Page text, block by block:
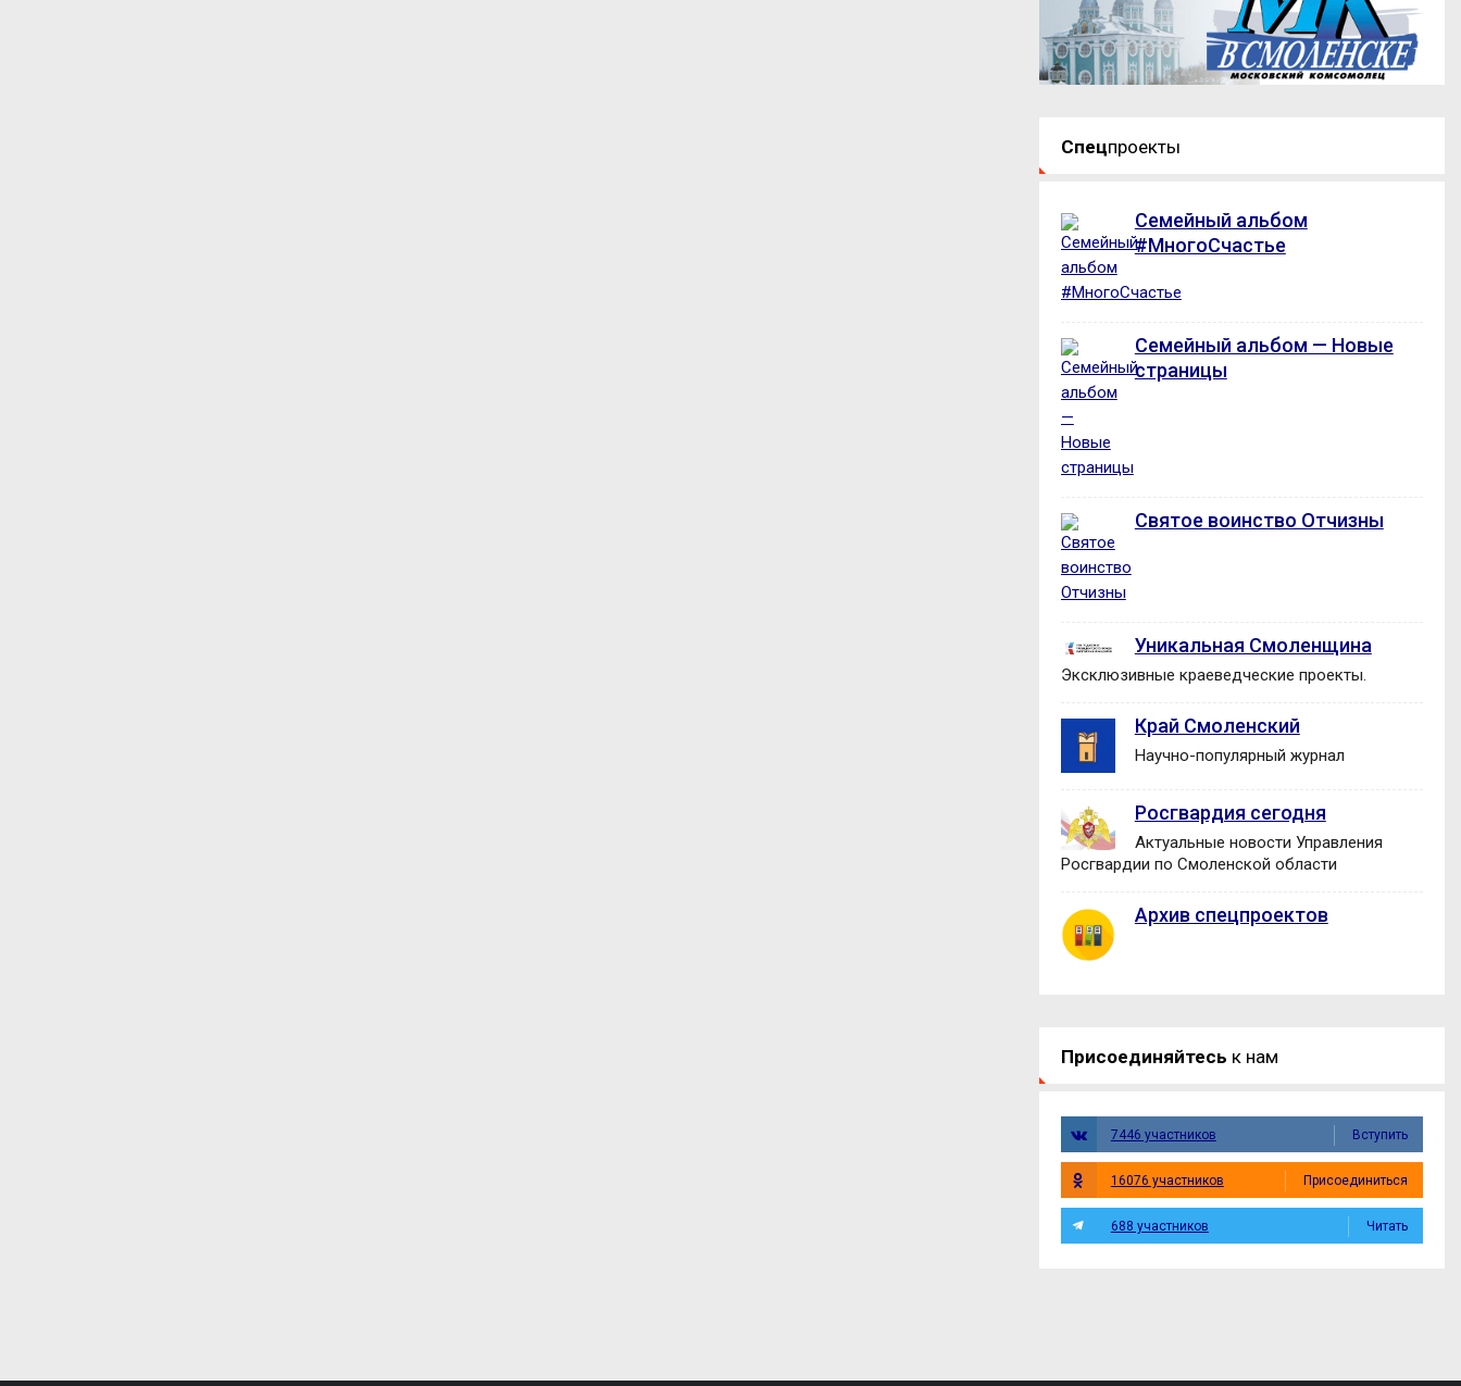
Спецпроекты
Семейный альбом
#МногоСчастье
Семейный альбом — Новые
страницы
Святое воинство Отчизны
Уникальная Смоленщина
Эксклюзивные краеведческие проекты.
Край Смоленский
Научно-популярный журнал
Росгвардия сегодня
Актуальные новости Управления
Росгвардии по Смоленской области
Архив спецпроектов
Присоединяйтесь к нам
7446 участников Вступить
16076 участников Присоединиться
688 участников Читать